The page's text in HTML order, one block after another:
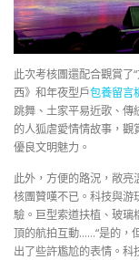
此次考核團還配合觀賞了
西》和年夜型戶包養留言
跳舞、土家平易近歌、傳
的人狐虐愛情情故事，
優良文明魅力。
此外，方便的路況，敞
核團贊嘆不已。科技與游
驗。巨型索道扶植、玻璃
頂的航拍互動……“是的，
出了些許尷尬的表情。科